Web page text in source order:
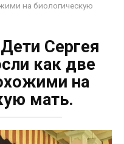
на биологическую
Сергея
как две
на
мать.